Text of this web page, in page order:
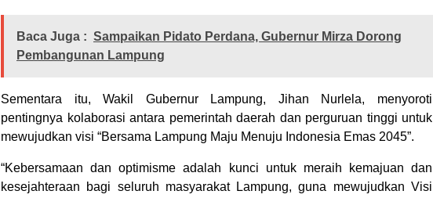
Baca Juga : Sampaikan Pidato Perdana, Gubernur Mirza Dorong
Pembangunan Lampung
Sementara itu, Wakil Gubernur Lampung, Jihan Nurlela, menyoroti
pentingnya kolaborasi antara pemerintah daerah dan perguruan tinggi untuk
mewujudkan visi “Bersama Lampung Maju Menuju Indonesia Emas 2045”.
“Kebersamaan dan optimisme adalah kunci untuk meraih kemajuan dan
kesejahteraan bagi seluruh masyarakat Lampung, guna mewujudkan Visi